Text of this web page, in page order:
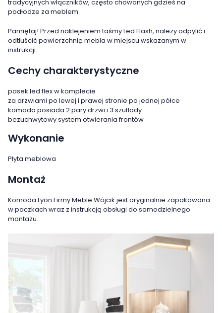
tradycyjnych włączników, często chowanych gdzieś na
podłodze za meblem.
Pamiętaj! Przed naklejeniem taśmy Led Flash, należy odpylić i
odtłuścić powierzchnię mebla w miejscu wskazanym w
instrukcji.
Cechy charakterystyczne
pasek led flex w komplecie
za drzwiami po lewej i prawej stronie po jednej półce
komoda posiada 2 pary drzwi i 3 szuflady
bezuchwytowy system otwierania frontów
Wykonanie
Płyta meblowa
Montaż
Komoda Lyon Firmy Meble Wójcik jest oryginalnie zapakowana
w paczkach wraz z instrukcją obsługi do samodzielnego
montażu.